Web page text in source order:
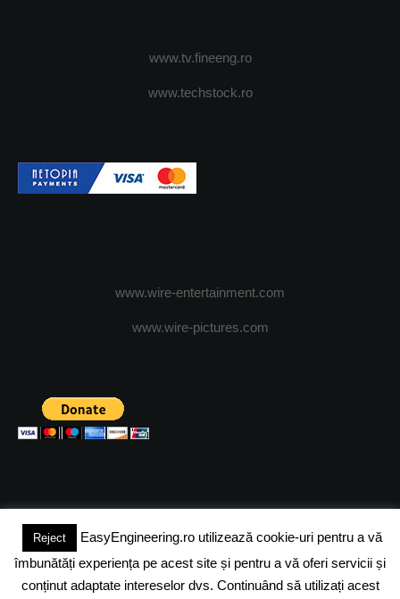
www.tv.fineeng.ro
www.techstock.ro
www.wire-entertainment.com
www.wire-pictures.com
(c) 2024 - FineEngineeringMagazine. All rights reserved.
DESPRE NOI ADVERTISING JOBS DESPRE COOKIES
Reject
EasyEngineering.ro utilizează cookie-uri pentru a vă
îmbunătăți experiența pe acest site și pentru a vă oferi servicii și
conținut adaptate intereselor dvs. Continuând să utilizați acest